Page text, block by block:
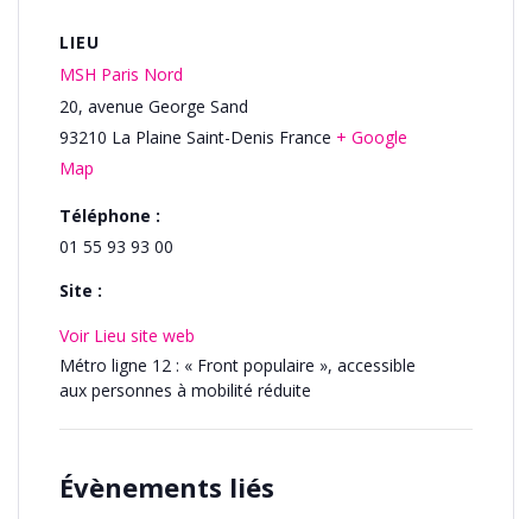
LIEU
MSH Paris Nord
20, avenue George Sand
93210 La Plaine Saint-Denis France + Google
Map
Téléphone :
01 55 93 93 00
Site :
Voir Lieu site web
Métro ligne 12 : « Front populaire », accessible
aux personnes à mobilité réduite
Évènements liés